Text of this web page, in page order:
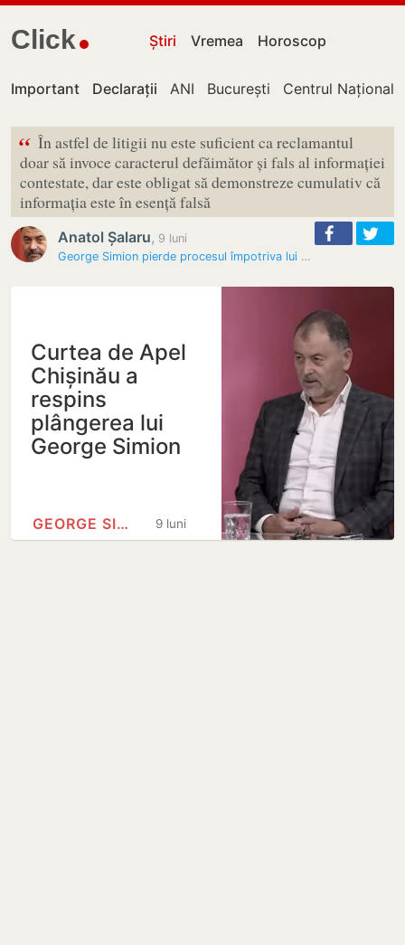
Click Știri Vremea Horoscop
Important Declarații ANI București Centrul Național
“ În astfel de litigii nu este suficient ca reclamantul
doar să invoce caracterul defăimător și fals al informației
contestate, dar este obligat să demonstreze cumulativ că
informația este în esență falsă
Anatol Șalaru, 9 luni
George Simion pierde procesul împotriva lui Anatol Șalaru
Curtea de Apel
Chișinău a
respins
plângerea lui
George Simion
9 luni
GEORGE SIMION